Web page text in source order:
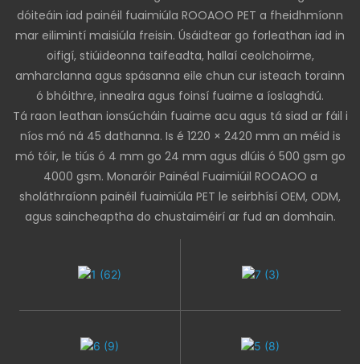
dóiteáin iad painéil fuaimiúla ROOAOO PET a fheidhmíonn
mar eilimintí maisiúla freisin. Úsáidtear go forleathan iad in
oifigí, stiúideonna taifeadta, hallaí ceolchoirme,
amharclanna agus spásanna eile chun cur isteach torainn
ó bhóithre, innealra agus foinsí fuaime a íoslaghdú.
Tá raon leathan ionsúcháin fuaime acu agus tá siad ar fáil i
níos mó ná 45 dathanna. Is é 1220 × 2420 mm an méid is
mó tóir, le tiús ó 4 mm go 24 mm agus dlúis ó 500 gsm go
4000 gsm. Monaróir Painéal Fuaimiúil ROOAOO a
sholáthraíonn painéil fuaimiúla PET le seirbhísí OEM, ODM,
agus saincheaptha do chustaiméirí ar fud an domhain.